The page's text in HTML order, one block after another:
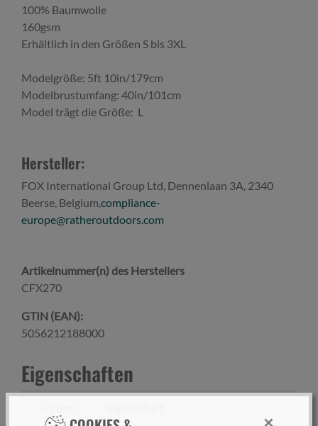
100% Baumwolle
160gsm
Erhältlich in den Größen S bis 3XL
Modelgröße: 5ft 10in/179cm
Modelbrustumfang: 40in/101cm
Model trägt die Größe: L
Hersteller:
FOX International Group Ltd, Dennenlaan 3A, 2340
Beerse, Belgium, compliance-
europe@ratheroutdoors.com
Artikelnummer(n) des Herstellers
CFX270
GTIN (EAN):
5056212188000
Eigenschaften